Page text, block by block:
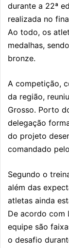
durante a 22ª
realizada no
Ao todo, os
medalhas,
bronze.
A competição,
da região,
Grosso. Porto
delegação
do projeto
comandado
Segundo o
além das
atletas ainda
De acordo com
equipe são
o desafio